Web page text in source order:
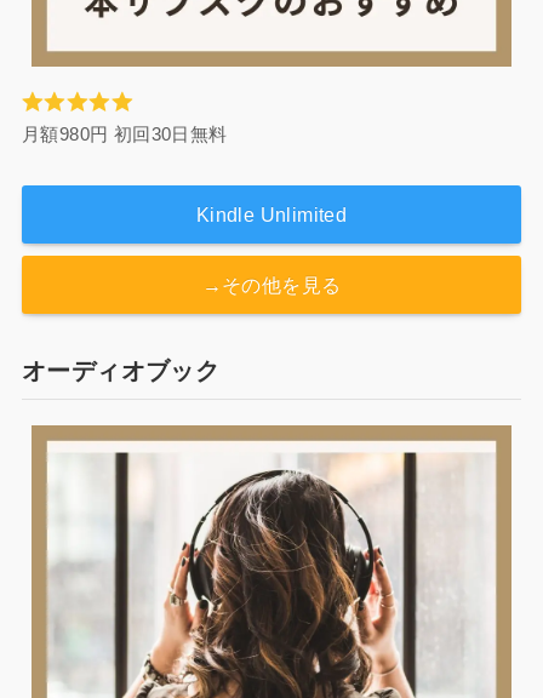
月額980円 初回30日無料
Kindle Unlimited
→その他を見る
オーディオブック